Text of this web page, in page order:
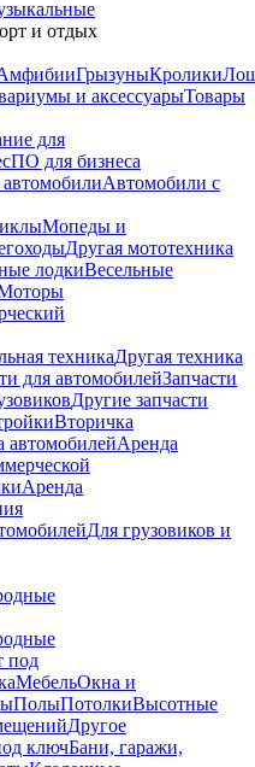
и отдых
ГрызуныКролики
и аксессуарыТовары
для
ПО для бизнеса
Автомобили с
Мопеды и
Другая мототехника
лодкиВесельные
техникаДругая техника
для автомобилейЗапчасти
Другие запчасти
Вторичка
автомобилейАренда
Аренда
Для грузовиков и
под
МебельОкна и
ПолыПотолкиВысотные
Другое
ключБани, гаражи,